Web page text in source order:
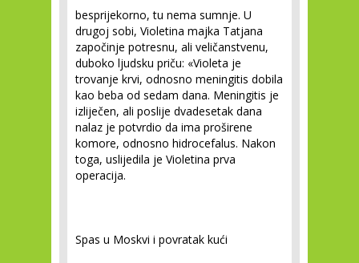
besprijekorno, tu nema sumnje. U
drugoj sobi, Violetina majka Tatjana
započinje potresnu, ali veličanstvenu,
duboko ljudsku priču: «Violeta je
trovanje krvi, odnosno meningitis dobila
kao beba od sedam dana. Meningitis je
izliječen, ali poslije dvadesetak dana
nalaz je potvrdio da ima proširene
komore, odnosno hidrocefalus. Nakon
toga, uslijedila je Violetina prva
operacija.
Spas u Moskvi i povratak kući